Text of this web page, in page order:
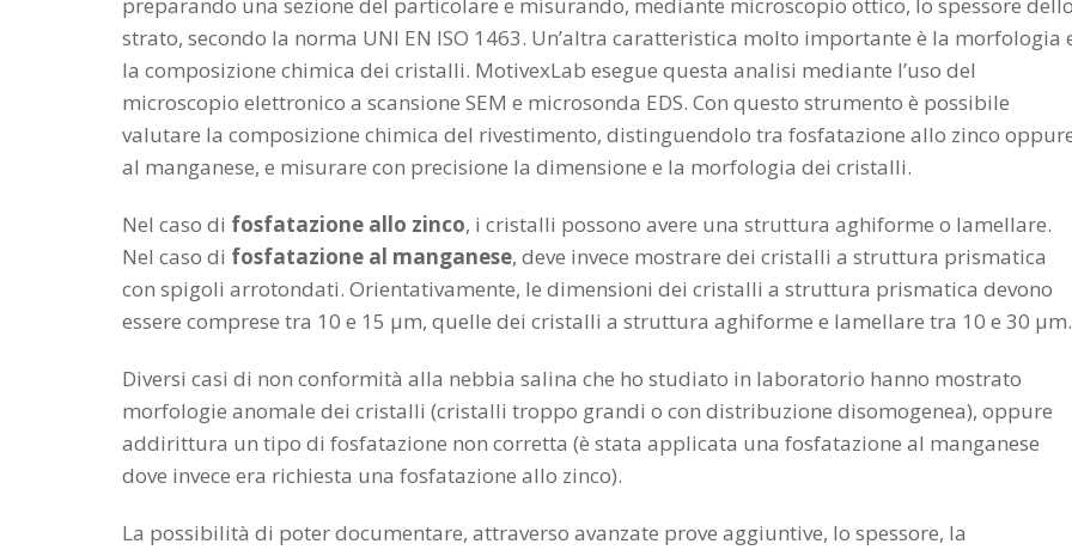
preparando una sezione del particolare e misurando, mediante microscopio ottico, lo spessore dello
strato, secondo la norma UNI EN ISO 1463. Un’altra caratteristica molto importante è la morfologia
la composizione chimica dei cristalli. MotivexLab esegue questa analisi mediante l’uso del
microscopio elettronico a scansione SEM e microsonda EDS. Con questo strumento è possibile
valutare la composizione chimica del rivestimento, distinguendolo tra fosfatazione allo zinco
al manganese, e misurare con precisione la dimensione e la morfologia dei cristalli.
Nel caso di fosfatazione allo zinco, i cristalli possono avere una struttura aghiforme o lamellare.
Nel caso di fosfatazione al manganese, deve invece mostrare dei cristalli a struttura prismatica
con spigoli arrotondati. Orientativamente, le dimensioni dei cristalli a struttura prismatica devono
essere comprese tra 10 e 15 µm, quelle dei cristalli a struttura aghiforme e lamellare tra 10 e 30 µm.
Diversi casi di non conformità alla nebbia salina che ho studiato in laboratorio hanno mostrato
morfologie anomale dei cristalli (cristalli troppo grandi o con distribuzione disomogenea), oppure
addirittura un tipo di fosfatazione non corretta (è stata applicata una fosfatazione al manganese
dove invece era richiesta una fosfatazione allo zinco).
La possibilità di poter documentare, attraverso avanzate prove aggiuntive, lo spessore, la